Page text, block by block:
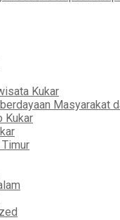
Kukar
Masyarakat
Kukar
Timur